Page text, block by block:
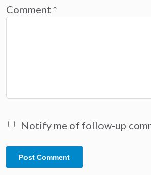
Comment *
Notify me of follow-up